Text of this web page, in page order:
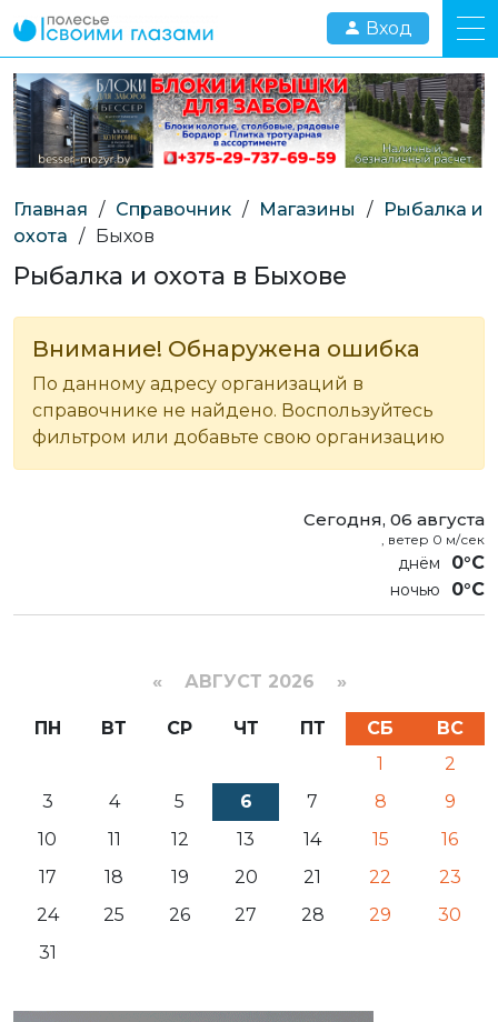
Вход
Главная / Справочник / Магазины /
Рыбалка и
охота / Быхов
Рыбалка и охота в Быхове
Внимание! Обнаружена ошибка
По данному адресу организаций в
справочнике не найдено. Воспользуйтесь
фильтром или добавьте свою организацию
Сегодня, 06 августа
, ветер 0 м/сек
0°C
0°C
« АВГУСТ 2026 »
ПН ВТ СР ЧТ ПТ СБ
ВС
1
2
3
4 5 6 7 8
9
10
11 12 13 14 15
16
17
18 19 20 21 22
23
24
25 26 27 28 29
30
31